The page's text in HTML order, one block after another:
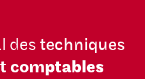
destechniques
comptables